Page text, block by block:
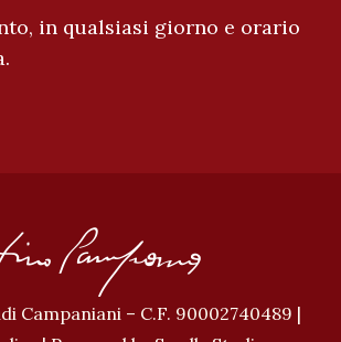
in qualsiasi giorno e orario
Campaniani – C.F. 90002740489 |